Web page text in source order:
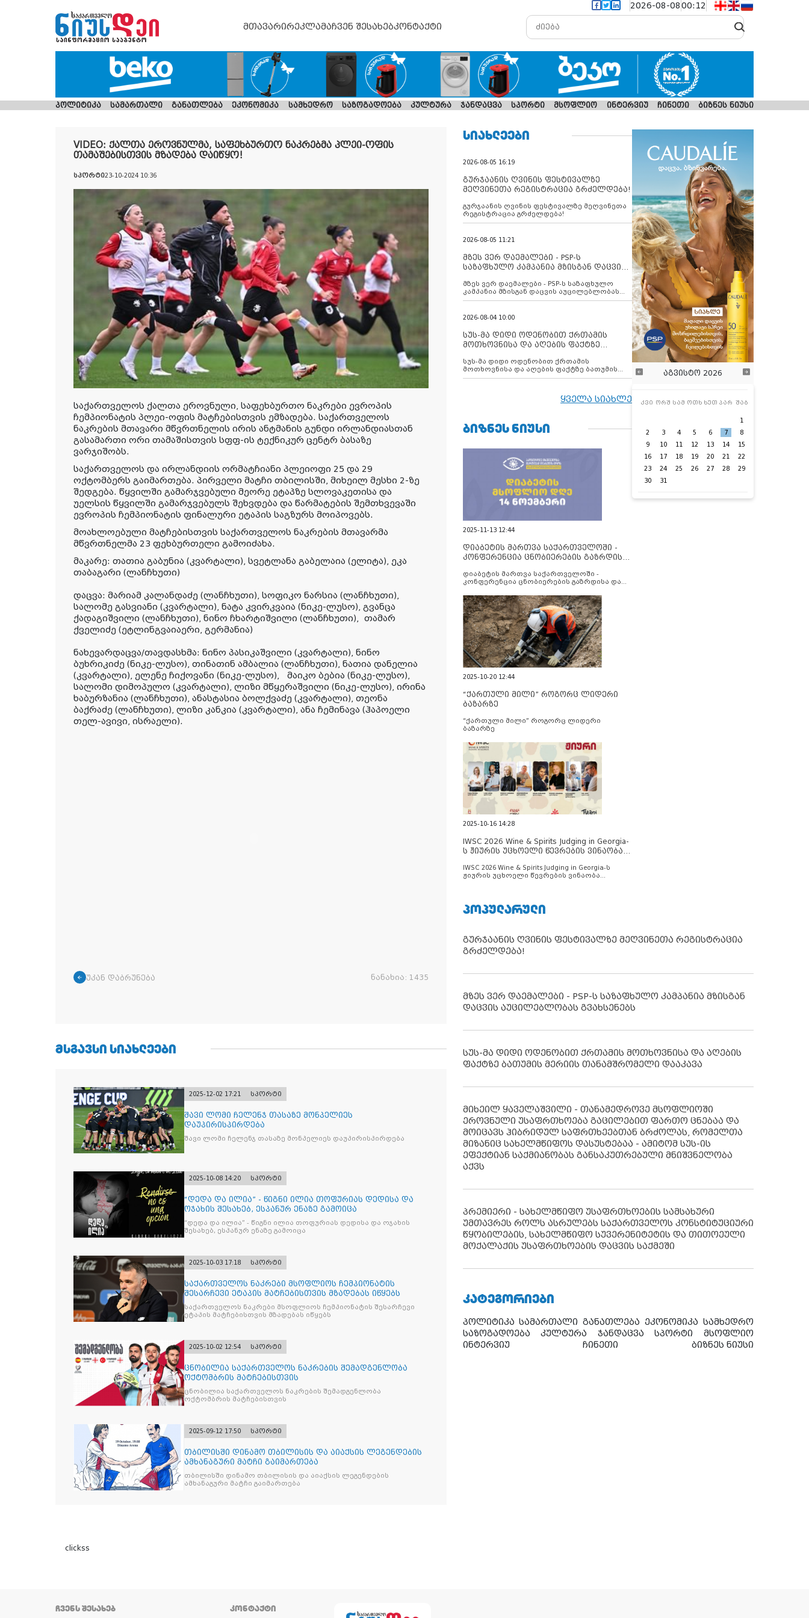
2026-08-0800:12
მთავარირეკლამაჩვენ შესახებკონტაქტი
პოლიტიკა სამართალი განათლება ეკონომიკა სამხედრო საზოგადოება კულტურა ჯანდაცვა სპორტი მსოფლიო ინტერვიუ ჩინეთი ბიზნეს ნიუსი
VIDEO: ქალთა ეროვნულმა, საფეხბურთო ნაკრებმა პლეი-ოფის
თამაშებისთვის მზადება დაიწყო!
სპორტი23-10-2024 10:36
საქართველოს ქალთა ეროვნული, საფეხბურთო ნაკრები ევროპის
ჩემპიონატის პლეი-ოფის მატჩებისთვის ემზადება. საქართველოს
ნაკრების მთავარი მწვრთნელის ირის ანტმანის გუნდი ირლანდიასთან
გასამართი ორი თამაშისთვის სფფ-ის ტექნიკურ ცენტრ ბასაზე
ვარჯიშობს.
საქართველოს და ირლანდიის ორმატჩიანი პლეიოფი 25 და 29
ოქტომბერს გაიმართება. პირველი მატჩი თბილისში, მიხეილ მესხი 2-ზე
შედგება. წყვილში გამარჯვებული მეორე ეტაპზე სლოვაკეთისა და
უელსის წყვილში გამარჯვებულს შეხვდება და წარმატების შემთხვევაში
ევროპის ჩემპიონატის ფინალური ეტაპის საგზურს მოიპოვებს.
მოახლოებული მატჩებისთვის საქართველოს ნაკრების მთავარმა
მწვრთნელმა 23 ფეხბურთელი გამოიძახა.
მაკარე: თათია გაბუნია (კვარტალი), სვეტლანა გაბელაია (ელიტა), ეკა
თაბაგარი (ლანჩხუთი)
დაცვა: მარიამ კალანდაძე (ლანჩხუთი), სოფიკო ნარსია (ლანჩხუთი),
სალომე გასვიანი (კვარტალი), ნატა კვირკვაია (ნიკე-ლუსო), გვანცა
ქადაგიშვილი (ლანჩხუთი), ნინო ჩხარტიშვილი (ლანჩხუთი), თამარ
ქველიძე (ეტლინგვაიაერი, გერმანია)
ნახევარდაცვა/თავდასხმა: ნინო პასიკაშვილი (კვარტალი), ნინო
ბუხრიკიძე (ნიკე-ლუსო), თინათინ ამბალია (ლანჩხუთი), ნათია დანელია
(კვარტალი), ელენე ჩიქოვანი (ნიკე-ლუსო), მაიკო ბებია (ნიკე-ლუსო),
სალომი დიმოპულო (კვარტალი), ლიზი მწყერაშვილი (ნიკე-ლუსო), ირინა
ხაბურზანია (ლანჩხუთი), ანასტასია ბოლქვაძე (კვარტალი), თეონა
ბაქრაძე (ლანჩხუთი), ლიზი კანკია (კვარტალი), ანა ჩემინავა (ჰაპოელი
თელ-ავივი, ისრაელი).
უკან დაბრუნება ნანახია: 1435
ᲛᲡᲒᲐᲕᲡᲘ ᲡᲘᲐᲮᲚᲔᲔᲑᲘ
2025-12-02 17:21 სპორტი
შავი ლომი ჩელენჯ თასაზე მონპელიეს
დაუპირისპირდება
შავი ლომი ჩელენჯ თასაზე მონპელიეს დაუპირისპირდება
2025-10-08 14:20 სპორტი
“დედა და ილია” - წიგნი ილია თოფურიას დედისა და
ოჯახის შესახებ, ესპანურ ენაზე გამოიცა
“დედა და ილია” - წიგნი ილია თოფურიას დედისა და ოჯახის
შესახებ, ესპანურ ენაზე გამოიცა
2025-10-03 17:18 სპორტი
საქართველოს ნაკრები მსოფლიოს ჩემპიონატის
შესარჩევი ეტაპის მატჩებისთვის მზადებას იწყებს
საქართველოს ნაკრები მსოფლიოს ჩემპიონატის შესარჩევი
ეტაპის მატჩებისთვის მზადებას იწყებს
2025-10-02 12:54 სპორტი
ცნობილია საქართველოს ნაკრების შემადგენლობა
ოქტომბრის მატჩებისთვის
ცნობილია საქართველოს ნაკრების შემადგენლობა
ოქტომბრის მატჩებისთვის
2025-09-12 17:50 სპორტი
თბილისში დინამო თბილისის და აიაქსის ლეგენდების
ამხანაგური მატჩი გაიმართება
თბილისში დინამო თბილისის და აიაქსის ლეგენდების
ამხანაგური მატჩი გაიმართება
clickss
ᲡᲘᲐᲮᲚᲔᲔᲑᲘ
2026-08-05 16:19
გურჯაანის ღვინის ფესტივალზე
მეღვინეთა რეგისტრაცია გრძელდება!
გურჯაანის ღვინის ფესტივალზე მეღვინეთა
რეგისტრაცია გრძელდება!
2026-08-05 11:21
მზეს ვერ დაემალები - PSP-ს
საზაფხულო კამპანია მზისგან დაცვის
მზეს ვერ დაემალები - PSP-ს საზაფხულო
კამპანია მზისგან დაცვის აუცილებლობას
გვახსენებს
2026-08-04 10:00
სუს-მა დიდი ოდენობით ქრთამის
მოთხოვნისა და აღების ფაქტზე
დააკავა
სუს-მა დიდი ოდენობით ქრთამის
მოთხოვნისა და აღების ფაქტზე ბათუმის
მერიის თანამშრომელი დააკავა
ყველა სიახლე
ᲑᲘᲖᲜᲔᲡ ᲜᲘᲣᲡᲘ
2025-11-13 12:44
დიაბეტის მართვა საქართველოში -
კონფერენცია ცნობიერების გაზრდისა
დიაბეტის მართვა საქართველოში -
კონფერენცია ცნობიერების გაზრდისა და
2025-10-20 12:44
“ქართული მილი” როგორც ლიდერი
ბაზარზე
“ქართული მილი” როგორც ლიდერი
ბაზარზე
2025-10-16 14:28
IWSC 2026 Wine & Spirits Judging in Georgia-
ს ჟიურის უცხოელი წევრების ვინაობა
IWSC 2026 Wine & Spirits Judging in Georgia-ს
ჟიურის უცხოელი წევრების ვინაობა
აგვისტო 2026
კვი ორშ სამ ოთხ ხუთ პარ შაბ
1
2
3 4 5 6 7
8
9
10 11 12 13 14
15
16
17 18 19 20 21
22
23
24 25 26 27 28
29
30
31
ᲞᲝᲞᲣᲚᲐᲠᲣᲚᲘ
გურჯაანის ღვინის ფესტივალზე მეღვინეთა რეგისტრაცია
გრძელდება!
მზეს ვერ დაემალები - PSP-ს საზაფხულო კამპანია მზისგან
დაცვის აუცილებლობას გვახსენებს
სუს-მა დიდი ოდენობით ქრთამის მოთხოვნისა და აღების
ფაქტზე ბათუმის მერიის თანამშრომელი დააკავა
მიხეილ ყაველაშვილი - თანამედროვე მსოფლიოში
ეროვნული უსაფრთხოება გაცილებით ფართო ცნებაა და
მოიცავს ჰიბრიდულ საფრთხეებთან ბრძოლას, რომელთა
მიზანიც სახელმწიფოს დასუსტებაა - ამიტომ სუს-ის
ეფექტიან საქმიანობას განსაკუთრებული მნიშვნელობა
აქვს
პრემიერი - სახელმწიფო უსაფრთხოების სამსახური
უმთავრეს როლს ასრულებს საქართველოს კონსტიტუციური
წყობილების, სახელმწიფო სუვერენიტეტის და თითოეული
მოქალაქის უსაფრთხოების დაცვის საქმეში
ᲙᲐᲢᲔᲒᲝᲠᲘᲔᲑᲘ
პოლიტიკა სამართალი განათლება ეკონომიკა სამხედრო
საზოგადოება
კულტურა ჯანდაცვა სპორტი
მსოფლიო
ინტერვიუ
ჩინეთი ბიზნეს ნიუსი
ᲩᲕᲔᲜᲡ ᲨᲔᲡᲐᲮᲔᲑ ᲙᲝᲜᲢᲐᲥᲢᲘ